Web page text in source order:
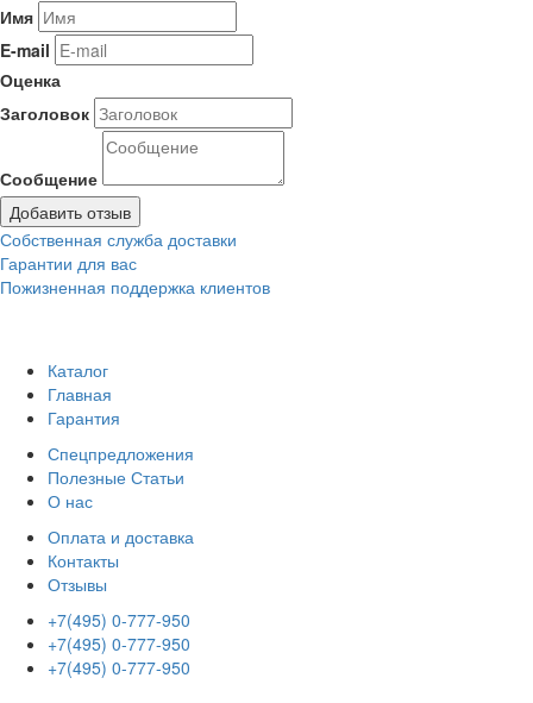
Имя
E-mail
Оценка
Заголовок
Сообщение
Добавить отзыв
Собственная служба доставки
Гарантии для вас
Пожизненная поддержка клиентов
Каталог
Главная
Гарантия
Спецпредложения
Полезные Статьи
О нас
Оплата и доставка
Контакты
Отзывы
+7(495) 0-777-950
+7(495) 0-777-950
+7(495) 0-777-950